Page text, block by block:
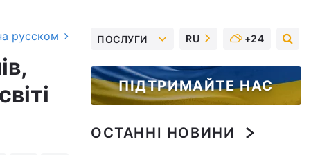
русском ПОСЛУГИ RU +24
ПІДТРИМАЙТЕ НАС
ОСТАННІ НОВИНИ